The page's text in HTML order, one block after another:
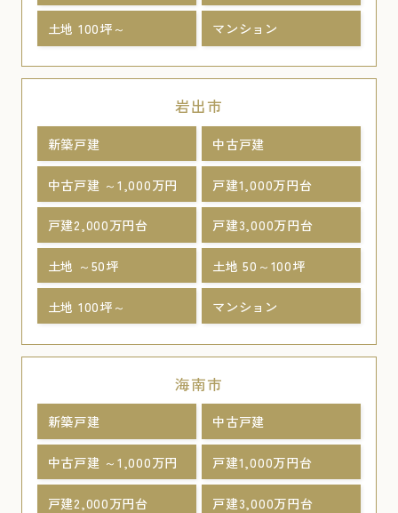
土地 100坪～ マンション
岩出市
新築戸建 中古戸建
中古戸建 ～1,000万円 戸建1,000万円台
戸建2,000万円台 戸建3,000万円台
土地 ～50坪 土地 50～100坪
土地 100坪～ マンション
海南市
新築戸建 中古戸建
中古戸建 ～1,000万円 戸建1,000万円台
戸建2,000万円台 戸建3,000万円台